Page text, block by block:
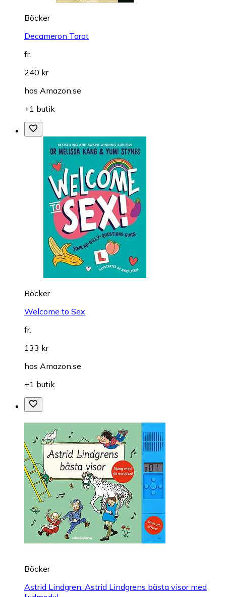
Böcker
Decameron Tarot
fr.
240 kr
hos Amazon.se
+1 butik
Böcker
Welcome to Sex
fr.
133 kr
hos Amazon.se
+1 butik
Böcker
Astrid Lindgren: Astrid Lindgrens bästa visor med